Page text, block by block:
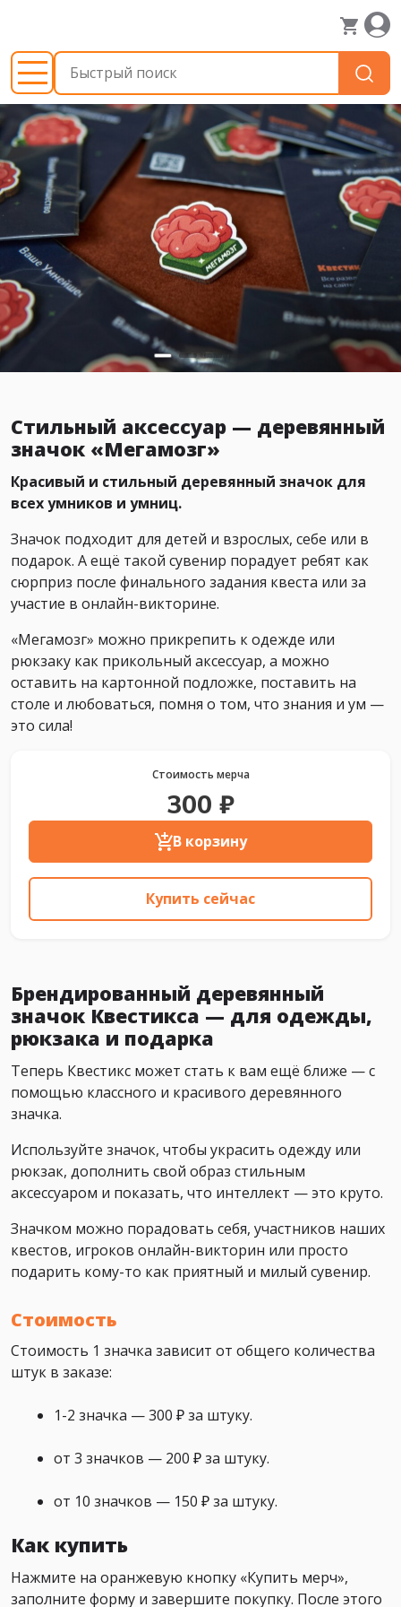
Стильный аксессуар — деревянный
значок «Мегамозг»
Красивый и стильный деревянный значок для
всех умников и умниц.
Значок подходит для детей и взрослых, себе или в
подарок. А ещё такой сувенир порадует ребят как
сюрприз после финального задания квеста или за
участие в онлайн-викторине.
«Мегамозг» можно прикрепить к одежде или
рюкзаку как прикольный аксессуар, а можно
оставить на картонной подложке, поставить на
столе и любоваться, помня о том, что знания и ум —
это сила!
Стоимость мерча
300 ₽
В корзину
Купить сейчас
Брендированный деревянный
значок Квестикса — для одежды,
рюкзака и подарка
Теперь Квестикс может стать к вам ещё ближе — с
помощью классного и красивого деревянного
значка.
Используйте значок, чтобы украсить одежду или
рюкзак, дополнить свой образ стильным
аксессуаром и показать, что интеллект — это круто.
Значком можно порадовать себя, участников наших
квестов, игроков онлайн-викторин или просто
подарить кому-то как приятный и милый сувенир.
Стоимость
Стоимость 1 значка зависит от общего количества
штук в заказе:
1-2 значка — 300 ₽ за штуку.
от 3 значков — 200 ₽ за штуку.
от 10 значков — 150 ₽ за штуку.
Как купить
Нажмите на оранжевую кнопку «Купить мерч»,
заполните форму и завершите покупку. После этого